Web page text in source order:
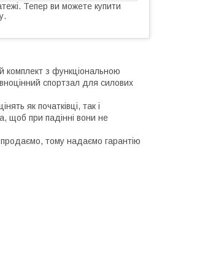
Тепер ви можете купити
комплект з функціональною
спортзал для силових
як початківці, так і
щоб при падінні вони не
продаємо, тому надаємо гарантію